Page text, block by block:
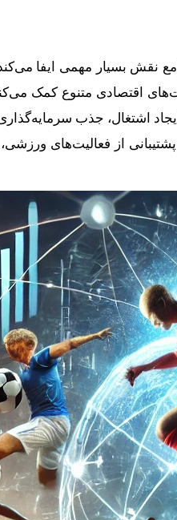
نقش بسیار مهمی ایفا
اقتصادی متنوع کمک
اشتغال، جذب
از فعالیت‌های